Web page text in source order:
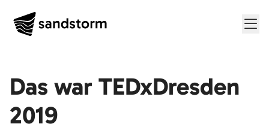
Das war TEDxDresden
2019